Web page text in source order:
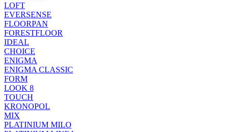
LOFT
EVERSENSE
FLOORPAN
FORESTFLOOR
IDEAL
CHOICE
ENIGMA
ENIGMA CLASSIC
FORM
LOOK 8
TOUCH
KRONOPOL
MIX
PLATINIUM MILO